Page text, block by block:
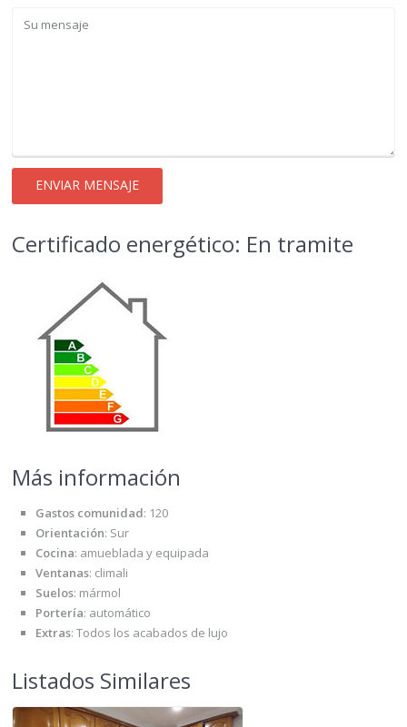
Certificado energético: En tramite
Más información
Gastos comunidad: 120
Orientación: Sur
Cocina: amueblada y equipada
Ventanas: climali
Suelos: mármol
Portería: automático
Extras: Todos los acabados de lujo
Listados Similares